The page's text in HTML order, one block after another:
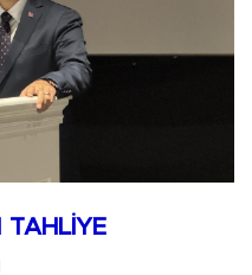
TAHLİYE